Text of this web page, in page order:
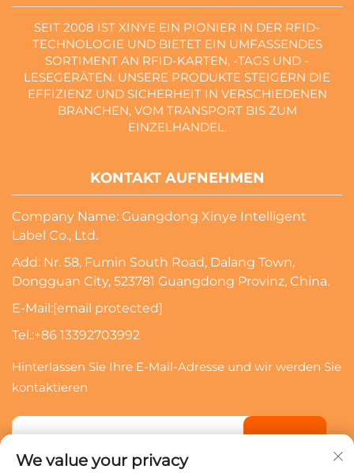
SEIT 2008 IST XINYE EIN PIONIER IN DER RFID-
TECHNOLOGIE UND BIETET EIN UMFASSENDES
SORTIMENT AN RFID-KARTEN, -TAGS UND -
LESEGERÄTEN. UNSERE PRODUKTE STEIGERN DIE
EFFIZIENZ UND SICHERHEIT IN VERSCHIEDENEN
BRANCHEN, VOM TRANSPORT BIS ZUM
EINZELHANDEL.
KONTAKT AUFNEHMEN
Company Name: Guangdong Xinye Intelligent
Label Co., Ltd.
Add: Nr. 58, Fumin South Road, Dalang Town,
Dongguan City, 523781 Guangdong Provinz, China.
E-Mail:[email protected]
Tel.:+86 13392703992
Hinterlassen Sie Ihre E-Mail-Adresse und wir werden Sie
kontaktieren
We value your privacy